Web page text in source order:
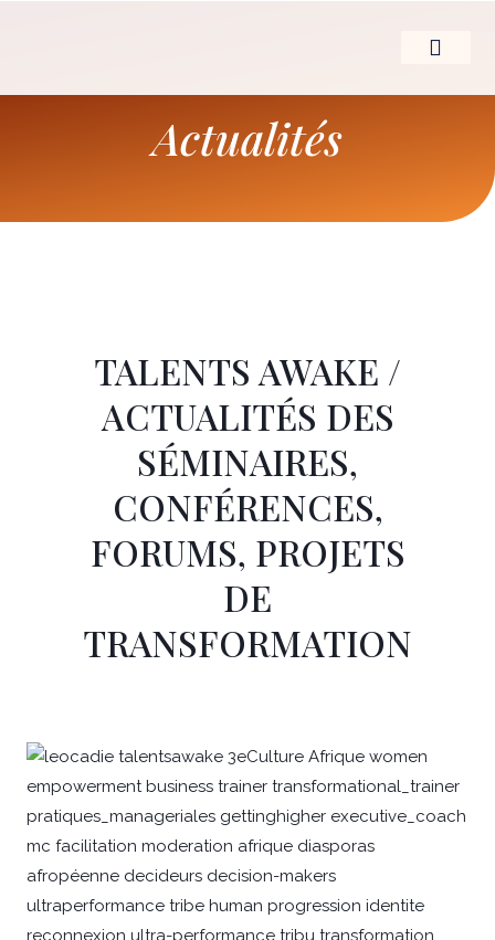
Actualités
TALENTS AWAKE /
ACTUALITÉS DES
SÉMINAIRES,
CONFÉRENCES,
FORUMS, PROJETS
DE
TRANSFORMATION
PagePage